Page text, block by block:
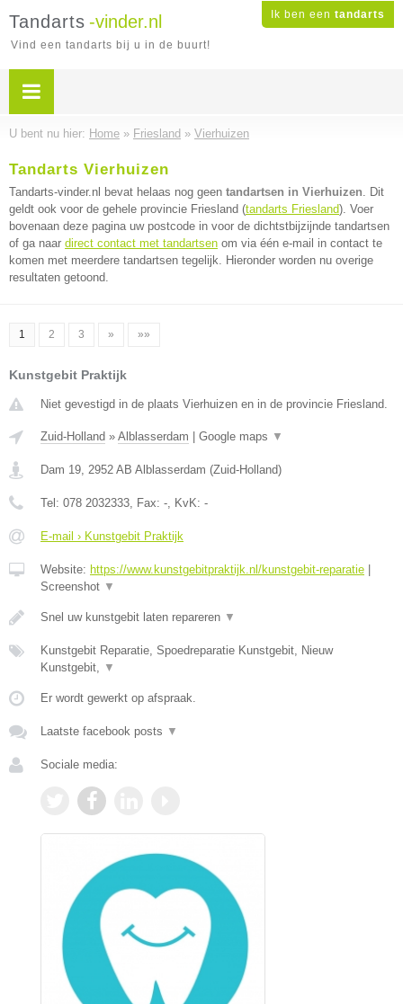
Ik ben een tandarts
Tandarts -vinder.nl
Vind een tandarts bij u in de buurt!
U bent nu hier: Home » Friesland » Vierhuizen
Tandarts Vierhuizen
Tandarts-vinder.nl bevat helaas nog geen tandartsen in Vierhuizen. Dit
geldt ook voor de gehele provincie Friesland (tandarts Friesland). Voer
bovenaan deze pagina uw postcode in voor de dichtstbijzijnde tandartsen
of ga naar direct contact met tandartsen om via één e-mail in contact te
komen met meerdere tandartsen tegelijk. Hieronder worden nu overige
resultaten getoond.
1 2 3 » »»
Kunstgebit Praktijk
Niet gevestigd in de plaats Vierhuizen en in de provincie Friesland.
Zuid-Holland » Alblasserdam Google maps ▼
Dam 19, 2952 AB Alblasserdam (Zuid-Holland)
Tel: 078 2032333, Fax: -, KvK: -
E-mail › Kunstgebit Praktijk
Website: https://www.kunstgebitpraktijk.nl/kunstgebit-reparatie
Screenshot ▼
Snel uw kunstgebit laten repareren ▼
Kunstgebit Reparatie, Spoedreparatie Kunstgebit, Nieuw
Kunstgebit, ▼
Er wordt gewerkt op afspraak.
Laatste facebook posts ▼
Sociale media: